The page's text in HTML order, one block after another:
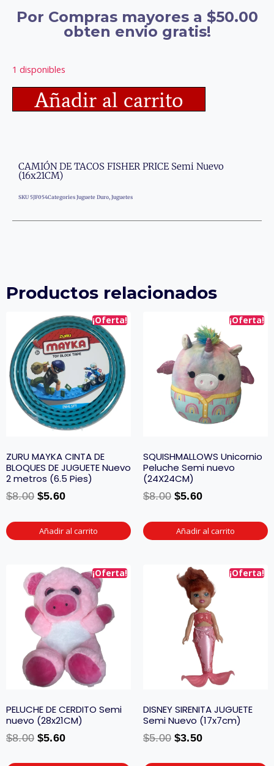
Por Compras mayores a $50.00
obten envio gratis!
1 disponibles
Añadir al carrito
CAMIÓN DE TACOS FISHER PRICE Semi Nuevo
(16x21CM)
SKU 5JF054Categories Juguete Duro, Juguetes
Productos relacionados
¡Oferta!
ZURU MAYKA CINTA DE
BLOQUES DE JUGUETE Nuevo
2 metros (6.5 Pies)
$8.00 $5.60
Añadir al carrito
¡Oferta!
SQUISHMALLOWS Unicornio
Peluche Semi nuevo
(24X24CM)
$8.00 $5.60
Añadir al carrito
¡Oferta!
PELUCHE DE CERDITO Semi
nuevo (28x21CM)
$8.00 $5.60
¡Oferta!
DISNEY SIRENITA JUGUETE
Semi Nuevo (17x7cm)
$5.00 $3.50